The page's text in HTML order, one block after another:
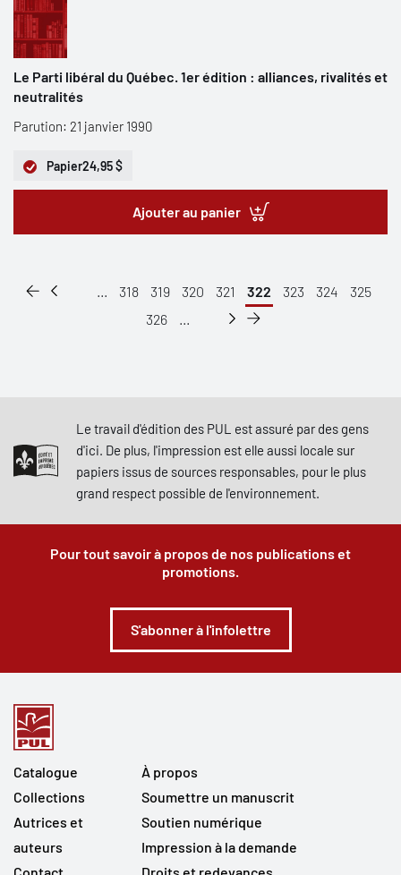
Le Parti libéral du Québec. 1er édition : alliances, rivalités et
neutralités
Parution: 21 janvier 1990
Papier24,95 $
Ajouter au panier
... 318 319 320 321 322 323 324
325
326
...
Le travail d'édition des PUL est assuré par des gens
d'ici. De plus, l'impression est elle aussi locale sur
papiers issus de sources responsables, pour le plus
grand respect possible de l'environnement.
Pour tout savoir à propos de nos publications et
promotions.
S'abonner à l'infolettre
Catalogue
Collections
Autrices et
auteurs
À propos
Soumettre un manuscrit
Soutien numérique
Impression à la demande